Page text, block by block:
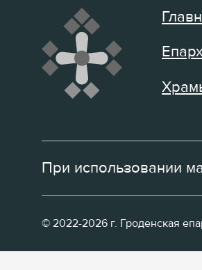
При использовании
© 2022-2026 г. Гроденская